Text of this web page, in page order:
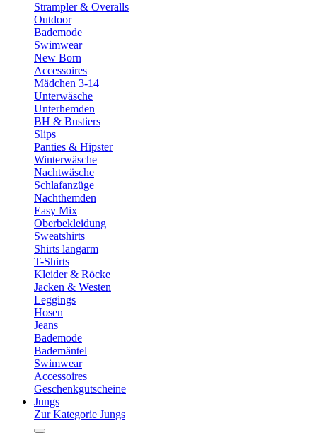
Strampler & Overalls
Outdoor
Bademode
Swimwear
New Born
Accessoires
Mädchen 3-14
Unterwäsche
Unterhemden
BH & Bustiers
Slips
Panties & Hipster
Winterwäsche
Nachtwäsche
Schlafanzüge
Nachthemden
Easy Mix
Oberbekleidung
Sweatshirts
Shirts langarm
T-Shirts
Kleider & Röcke
Jacken & Westen
Leggings
Hosen
Jeans
Bademode
Bademäntel
Swimwear
Accessoires
Geschenkgutscheine
Jungs
Zur Kategorie Jungs